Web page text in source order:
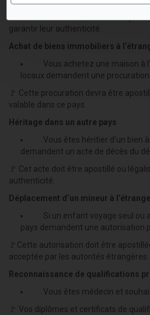
garantir leur authenticité.
Achat de biens immobiliers à
Vous achetez une maison à
locaux demandent une procuration
🚩 Cette procuration devra être
valable dans ce pays.
Héritage dans un autre pays
Vous êtes héritier d’un bien
demandent un acte de décès du
🚩 Cet acte doit être apostillé ou
authenticité.
Déplacement d’un mineur à
Si un enfant voyage seul ou
pays demandent une autorisation
🚩Cette autorisation doit être
acceptée par les autorités étrangères.
Reconnaissance de qualifications
Vous êtes médecin et
🚩 Vos diplômes et certificats de